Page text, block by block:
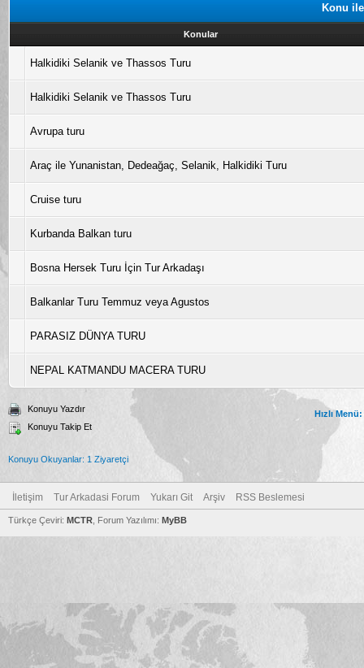
Konu
Konular
Halkidiki Selanik ve Thassos Turu
Halkidiki Selanik ve Thassos Turu
Avrupa turu
Araç ile Yunanistan, Dedeağaç, Selanik, Halkidiki Turu
Cruise turu
Kurbanda Balkan turu
Bosna Hersek Turu İçin Tur Arkadaşı
Balkanlar Turu Temmuz veya Agustos
PARASIZ DÜNYA TURU
NEPAL KATMANDU MACERA TURU
Konuyu Yazdır
Konuyu Takip Et
Hızlı Menü:
Konuyu Okuyanlar: 1 Ziyaretçi
İletişim Tur Arkadasi Forum Yukarı Git Arşiv RSS Beslemesi
Türkçe Çeviri: MCTR , Forum Yazılımı: MyBB